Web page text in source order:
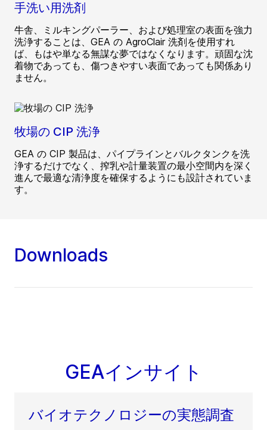
手洗い用洗剤
牛舎、ミルキングパーラー、および処理室の表面を強力
洗浄することは、GEA の AgroClair 洗剤を使用すれ
ば、もはや単なる無謀な夢ではなくなります。頑固な沈
着物であっても、傷つきやすい表面であっても関係あり
ません。
牧場の CIP 洗浄
GEA の CIP 製品は、パイプラインとバルクタンクを洗
浄するだけでなく、搾乳や計量装置の最小空間内を深く
進んで最適な清浄度を確保するようにも設計されていま
す。
Downloads
GEAインサイト
バイオテクノロジーの実態調査